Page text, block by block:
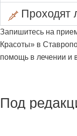
Проходят
Запишитесь на
Красоты» в
помощь в лечении и
Под